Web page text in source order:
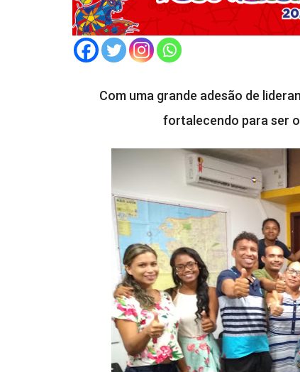
Com uma grande adesão de
fortalecendo para ser